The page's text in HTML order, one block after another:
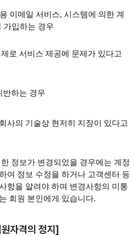
이메일 서비스, 시스템에 의한 계
가입하는 경우
로 서비스 제공에 문제가 있다고
반하는 경우
사의 기술상 현저히 지장이 있다고
정보가 변경되었을 경우에는 계정
여 정보 수정을 하거나 고객센터 등
항을 알려야 하며 변경사항의 미통
회원 본인에게 있습니다.
자격의 정지]